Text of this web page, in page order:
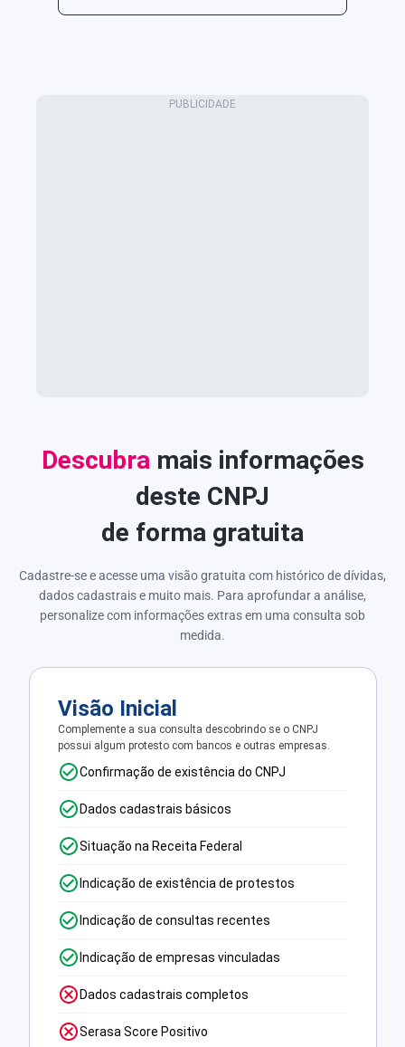
Descubra mais informações
deste CNPJ
de forma gratuita
Cadastre-se e acesse uma visão gratuita com histórico de dívidas,
dados cadastrais e muito mais. Para aprofundar a análise,
personalize com informações extras em uma consulta sob
medida.
Visão Inicial
Complemente a sua consulta descobrindo se o CNPJ
possui algum protesto com bancos e outras empresas.
Confirmação de existência do CNPJ
Dados cadastrais básicos
Situação na Receita Federal
Indicação de existência de protestos
Indicação de consultas recentes
Indicação de empresas vinculadas
Dados cadastrais completos
Serasa Score Positivo